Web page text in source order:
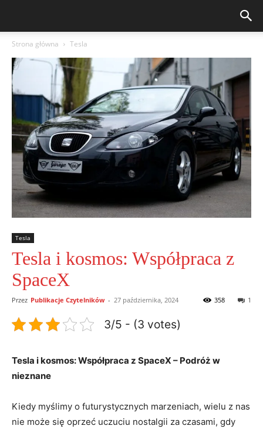
Strona główna Tesla
Tesla
Tesla i kosmos: Współpraca z
SpaceX
Przez Publikacje Czytelników - 27 października, 2024 1
358
3/5 - (3 votes)
Tesla i kosmos: Współpraca z SpaceX – Podróż w
nieznane
Kiedy myślimy o futurystycznych marzeniach, wielu z nas
nie może się oprzeć uczuciu nostalgii za czasami, gdy